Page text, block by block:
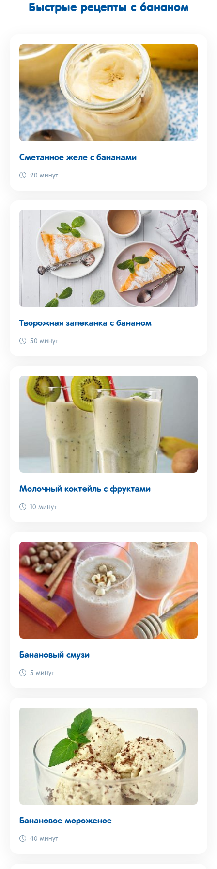
Быстрые рецепты с бананом
Сметанное желе с бананами
20 минут
Творожная запеканка с бананом
50 минут
Молочный коктейль с фруктами
10 минут
Банановый смузи
5 минут
Банановое мороженое
40 минут